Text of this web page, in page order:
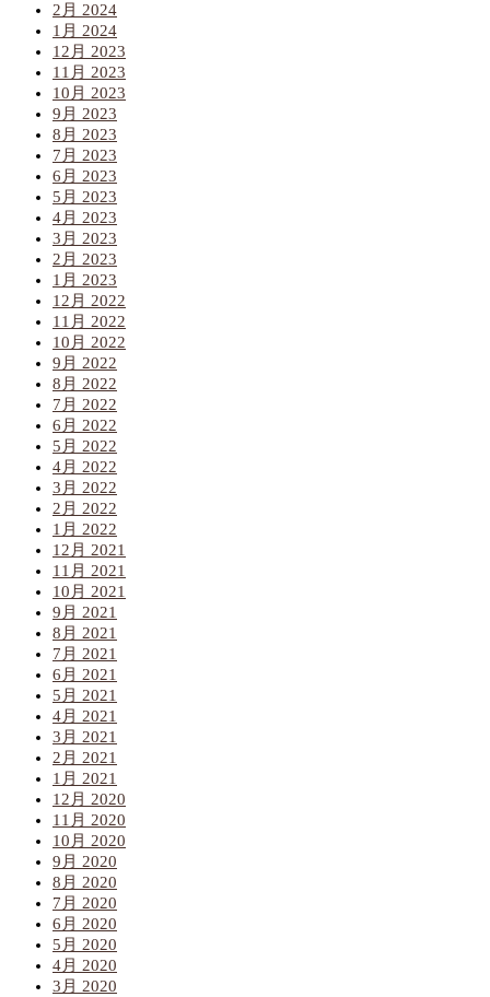
2月 2024
1月 2024
12月 2023
11月 2023
10月 2023
9月 2023
8月 2023
7月 2023
6月 2023
5月 2023
4月 2023
3月 2023
2月 2023
1月 2023
12月 2022
11月 2022
10月 2022
9月 2022
8月 2022
7月 2022
6月 2022
5月 2022
4月 2022
3月 2022
2月 2022
1月 2022
12月 2021
11月 2021
10月 2021
9月 2021
8月 2021
7月 2021
6月 2021
5月 2021
4月 2021
3月 2021
2月 2021
1月 2021
12月 2020
11月 2020
10月 2020
9月 2020
8月 2020
7月 2020
6月 2020
5月 2020
4月 2020
3月 2020